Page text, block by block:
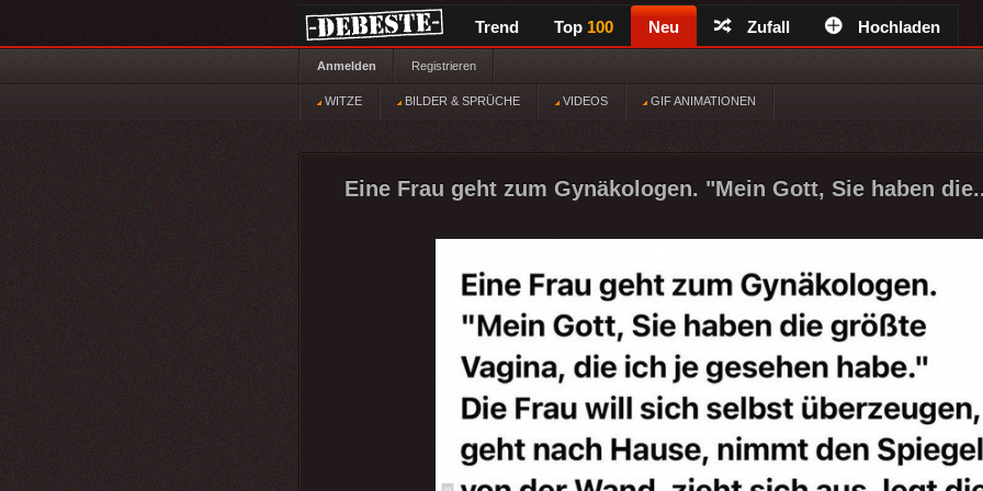
Trend Top 100 Neu Zufall Hochladen
Anmelden Registrieren
WITZE BILDER & SPRÜCHE VIDEOS GIF ANIMATIONEN
Eine Frau geht zum Gynäkologen. "Mein Gott, Sie haben